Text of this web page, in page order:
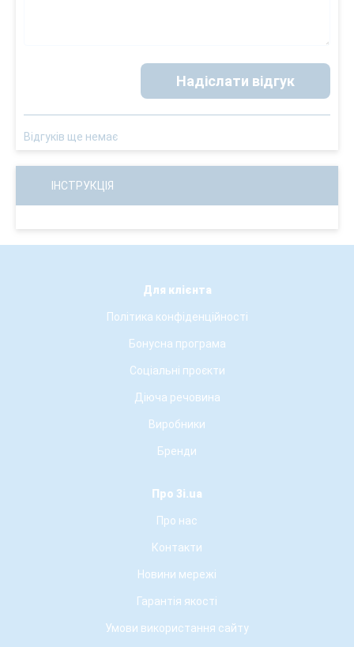
Надіслати відгук
Відгуків ще немає
ІНСТРУКЦІЯ
Для клієнта
Політика конфіденційності
Бонусна програма
Соціальні проєкти
Діюча речовина
Виробники
Бренди
Про 3i.ua
Про нас
Контакти
Новини мережі
Гарантія якості
Умови використання сайту